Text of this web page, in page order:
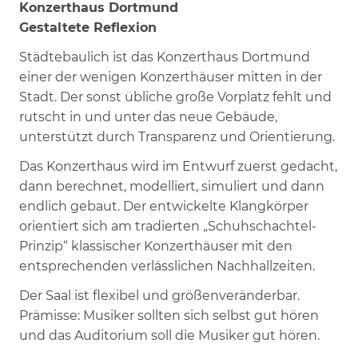
Konzerthaus Dortmund
Gestaltete Reflexion
Städtebaulich ist das Konzerthaus Dortmund
einer der wenigen Konzerthäuser mitten in der
Stadt. Der sonst übliche große Vorplatz fehlt und
rutscht in und unter das neue Gebäude,
unterstützt durch Transparenz und Orientierung.
Das Konzerthaus wird im Entwurf zuerst gedacht,
dann berechnet, modelliert, simuliert und dann
endlich gebaut. Der entwickelte Klangkörper
orientiert sich am tradierten „Schuhschachtel-
Prinzip“ klassischer Konzerthäuser mit den
entsprechenden verlässlichen Nachhallzeiten.
Der Saal ist flexibel und größenveränderbar.
Prämisse: Musiker sollten sich selbst gut hören
und das Auditorium soll die Musiker gut hören.